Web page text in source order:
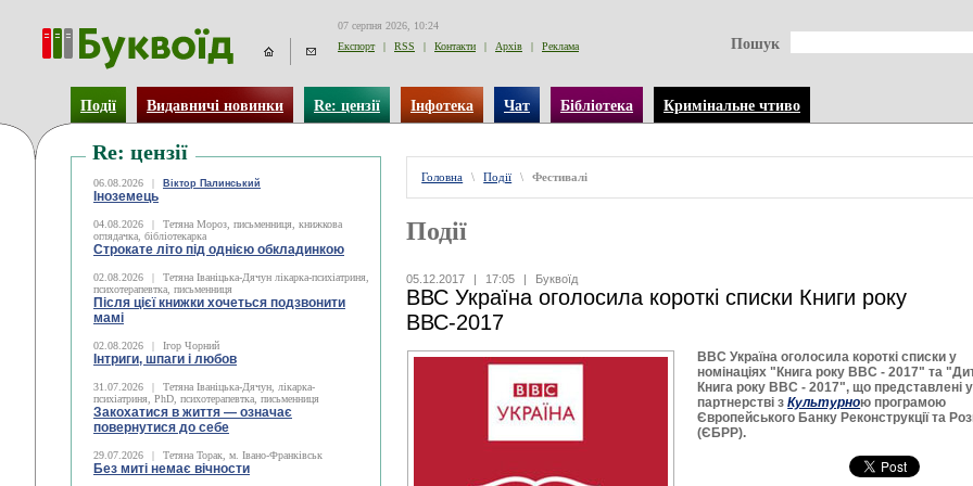
07 серпня 2026, 10:24
Експорт
| RSS | Контакти | Архів | Реклама Пошук
Події Видавничі новинки Re: цензії Інфотека Чат Бібліотека Кримінальне чтиво
Re: цензії
06.08.2026 | Віктор Палинський
Іноземець
04.08.2026 |
Тетяна Мороз, письменниця, книжкова
оглядачка, бібліотекарка
Строкате літо під однією обкладинкою
02.08.2026 |
Тетяна Іваніцька-Дячун лікарка-психіатриня,
психотерапевтка, письменниця
Після цієї книжки хочеться подзвонити
мамі
02.08.2026 | Ігор Чорний
Інтриги, шпаги і любов
31.07.2026 |
Тетяна Іваніцька-Дячун, лікарка-
психіатриня, PhD, психотерапевтка, письменниця
Закохатися в життя — означає
повернутися до себе
29.07.2026 | Тетяна Торак, м. Івано-Франківськ
Без миті немає вічности
Головна \ Події \ Фестивалі
Події
05.12.2017 | 17:05 | Буквоїд
ВВС Україна оголосила короткі списки Книги року
ВВС-2017
BBC Україна оголосила короткі списки у
номінаціях "Книга року BBC - 2017" та
Книга року BBC - 2017", що представлені у
партнерстві зКультурною програмою
Європейського Банку Реконструкції та
(ЄБРР).